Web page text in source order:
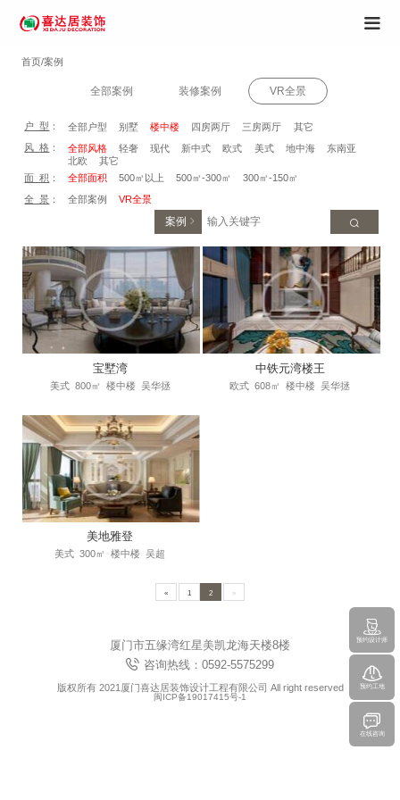
首页/案例
全部案例 装修案例 VR全景
户 型 ： 全部户型 别墅 楼中楼 四房两厅 三房两厅
其它
风 格 ： 全部风格 轻奢 现代 新中式 欧式 美式 地中海
东南亚
北欧
其它
面 积 ： 全部面积 500㎡以上 500㎡-300㎡
300㎡-150㎡
全 景 ： 全部案例 VR全景
案例
宝墅湾
美式 800㎡ 楼中楼 吴华拯
中铁元湾楼王
欧式 608㎡ 楼中楼 吴华拯
美地雅登
美式 300㎡ 楼中楼 吴超
« 1 2 »
厦门市五缘湾红星美凯龙海天楼8楼
咨询热线：0592-5575299
版权所有 2021厦门喜达居装饰设计工程有限公司 All right reserved
闽ICP备19017415号-1
预约设计师
预约工地
在线咨询